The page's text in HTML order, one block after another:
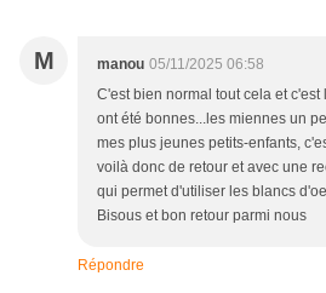
M manou 05/11/2025 06:58
C'est bien normal tout cela et
ont été bonnes...les miennes un
mes plus jeunes petits-enfants,
voilà donc de retour et avec une
qui permet d'utiliser les blancs
Bisous et bon retour parmi nous
Répondre